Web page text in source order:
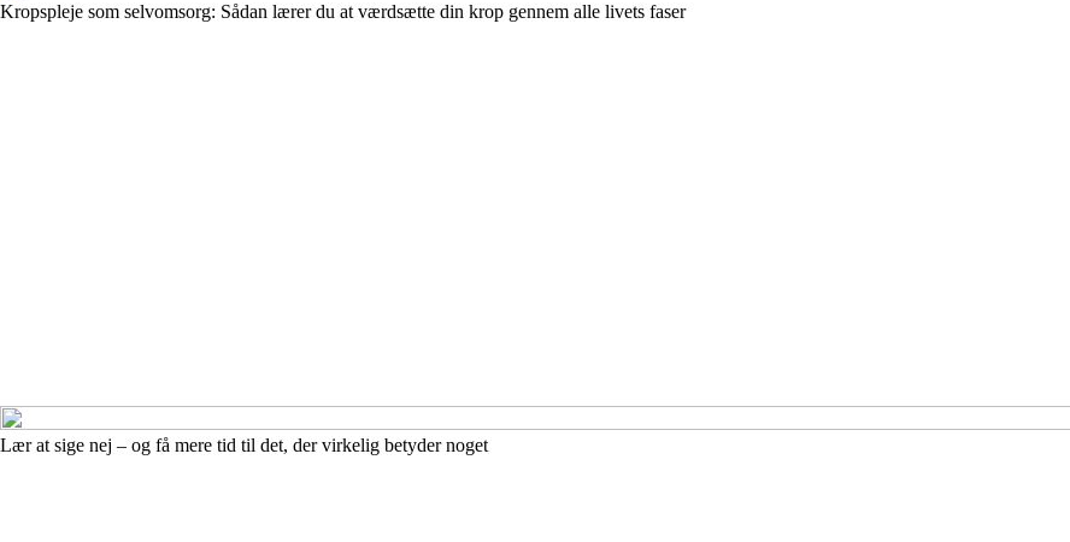
Kropspleje som selvomsorg: Sådan lærer du at værdsætte din krop gennem alle livets faser
Lær at sige nej – og få mere tid til det, der virkelig betyder noget